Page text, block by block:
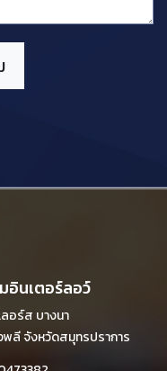
อินเตอร์ลอว์
อร์ส บางนา
ลี จังหวัดสมุทรปราการ